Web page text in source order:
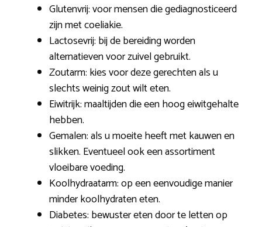
Glutenvrij: voor mensen die gediagnosticeerd
zijn met coeliakie.
Lactosevrij: bij de bereiding worden
alternatieven voor zuivel gebruikt.
Zoutarm: kies voor deze gerechten als u
slechts weinig zout wilt eten.
Eiwitrijk: maaltijden die een hoog eiwitgehalte
hebben.
Gemalen: als u moeite heeft met kauwen en
slikken. Eventueel ook een assortiment
vloeibare voeding.
Koolhydraatarm: op een eenvoudige manier
minder koolhydraten eten.
Diabetes: bewuster eten door te letten op